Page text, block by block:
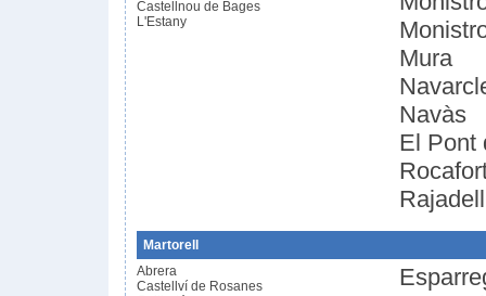
Castellnou de Bages
L'Estany
Mura
Navàs
El Pont
Rajadell
Martorell
Abrera
Castellví de Rosanes